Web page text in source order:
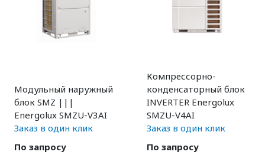
Модульный наружный
блок SMZ |||
Energolux SMZU-V3AI
Заказ в один клик
По запросу
Компрессорно-
конденсаторный блок
INVERTER Energolux
SMZU-V4AI
Заказ в один клик
По запросу